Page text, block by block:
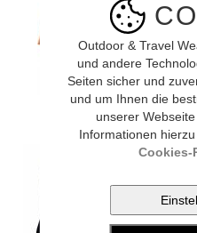
Outdoor & Travel
und andere
Seiten sicher und
und um Ihnen die
unserer
Informationen
Cookies-
Layer